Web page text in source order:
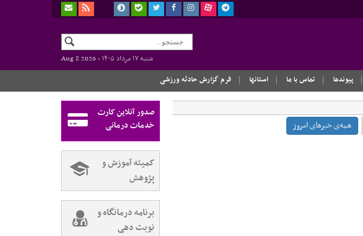
شنبه ۱۷ مرداد ۱۴۰۵ -
Aug 8 2026
پیوندها تماس با ما استانها فرم گزارش حادثه ورزشی
همه‌ی خبرهای امروز
صدور آنلاین کارت
خدمات درمانی
کمیته آموزش و
پژوهش
برنامه درمانگاه و
نوبت دهی